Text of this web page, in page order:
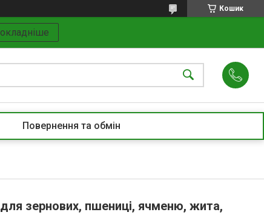
Кошик
Повернення та обмін
зернових, пшениці, ячменю, жита,